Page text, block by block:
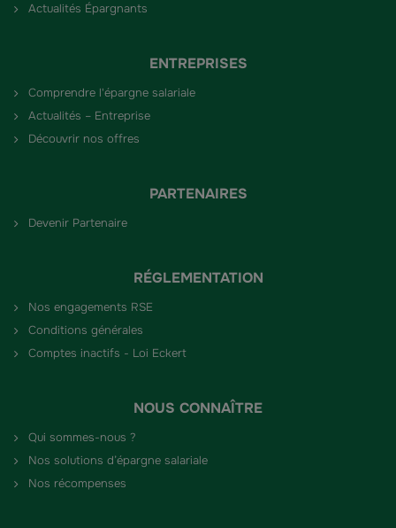
Actualités Épargnants
ENTREPRISES
Comprendre l'épargne salariale
Actualités – Entreprise
Découvrir nos offres
PARTENAIRES
Devenir Partenaire
RÉGLEMENTATION
Nos engagements RSE
Conditions générales
Comptes inactifs - Loi Eckert
NOUS CONNAÎTRE
Qui sommes-nous ?
Nos solutions d’épargne salariale
Nos récompenses